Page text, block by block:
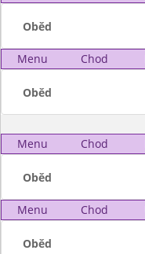
Oběd
Menu Chod
Oběd
Menu Chod
Oběd
Menu Chod
Oběd